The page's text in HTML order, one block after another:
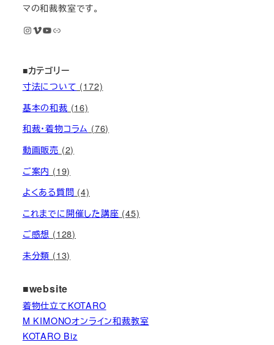
マの和裁教室です。
InstagramVimeo YouTube M KIMONOオンライン和裁教室
■カテゴリー
寸法について (172)
基本の和裁 (16)
和裁・着物コラム (76)
動画販売 (2)
ご案内 (19)
よくある質問 (4)
これまでに開催した講座 (45)
ご感想 (128)
未分類 (13)
■website
着物仕立てKOTARO
M KIMONOオンライン和裁教室
KOTARO Biz